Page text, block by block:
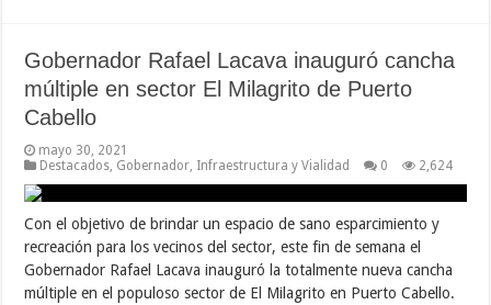
Gobernador Rafael Lacava inauguró cancha
múltiple en sector El Milagrito de Puerto
Cabello
mayo 30, 2021
Destacados Gobernador Infraestructura y Vialidad 0 2,624
Con el objetivo de brindar un espacio de sano esparcimiento y
recreación para los vecinos del sector, este fin de semana el
Gobernador Rafael Lacava inauguró la totalmente nueva cancha
múltiple en el populoso sector de El Milagrito en Puerto Cabello.